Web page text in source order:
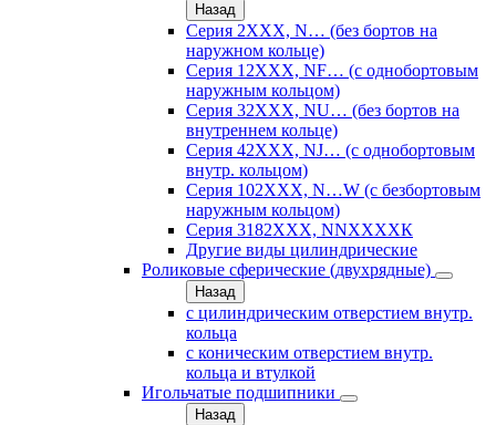
Назад
Серия 2ХХХ, N… (без бортов на
наружном кольце)
Серия 12ХХХ, NF… (с однобортовым
наружным кольцом)
Серия 32ХХХ, NU… (без бортов на
внутреннем кольце)
Серия 42ХХХ, NJ… (с однобортовым
внутр. кольцом)
Серия 102ХХХ, N…W (с безбортовым
наружным кольцом)
Серия 3182ХХХ, NNХХХХК
Другие виды цилиндрические
Роликовые сферические (двухрядные)
Назад
с цилиндрическим отверстием внутр.
кольца
с коническим отверстием внутр.
кольца и втулкой
Игольчатые подшипники
Назад